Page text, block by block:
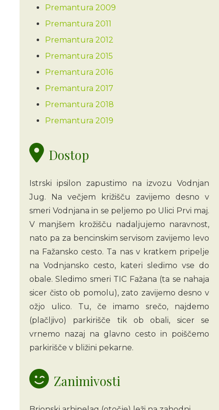
Premantura 2009
Premantura 2011
Premantura 2012
Premantura 2015
Premantura 2016
Premantura 2017
Premantura 2018
Premantura 2019
Dostop
Istrski ipsilon zapustimo na izvozu Vodnjan
Jug. Na večjem križišču zavijemo desno v
smeri Vodnjana in se peljemo po Ulici Prvi maj.
V manjšem krožišču nadaljujemo naravnost,
nato pa za bencinskim servisom zavijemo levo
na Fažansko cesto. Ta nas v kratkem pripelje
na Vodnjansko cesto, kateri sledimo vse do
obale. Sledimo smeri TIC Fažana (ta se nahaja
sicer čisto ob pomolu), zato zavijemo desno v
ožjo ulico. Tu, če imamo srečo, najdemo
(plačljivo) parkirišče tik ob obali, sicer se
vrnemo nazaj na glavno cesto in poiščemo
parkirišče v bližini pekarne.
Zanimivosti